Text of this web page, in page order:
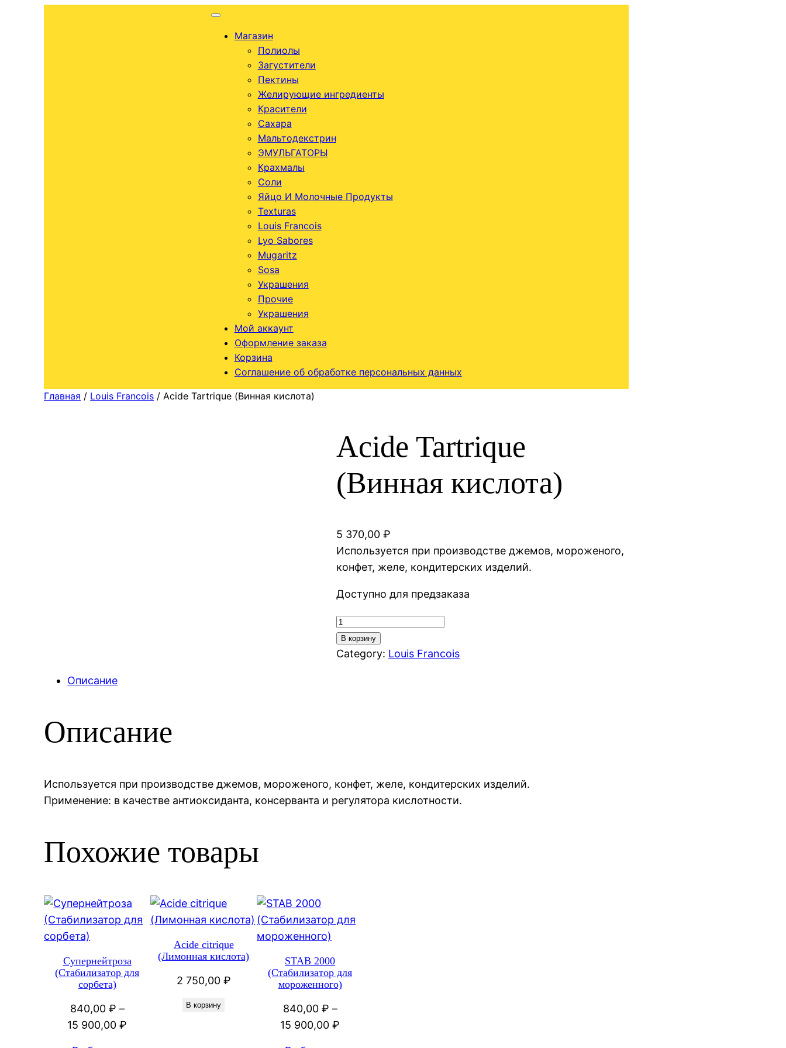
Магазин
Полиолы
Загустители
Пектины
Желирующие ингредиенты
Красители
Сахара
Мальтодекстрин
ЭМУЛЬГАТОРЫ
Крахмалы
Соли
Яйцо И Молочные Продукты
Texturas
Louis Francois
Lyo Sabores
Mugaritz
Sosa
Украшения
Прочие
Украшения
Мой аккаунт
Оформление заказа
Корзина
Соглашение об обработке персональных данных
Главная / Louis Francois / Acide Tartrique (Винная кислота)
Acide Tartrique
(Винная кислота)
5 370,00₽
Используется при производстве джемов, мороженого,
конфет, желе, кондитерских изделий.
Доступно для предзаказа
Количество
товара
Acide
В корзину
Category: Louis Francois
Описание
Описание
Используется при производстве джемов, мороженого, конфет, желе, кондитерских изделий.
Применение: в качестве антиоксиданта, консерванта и регулятора кислотности.
Похожие товары
Супернейтроза
(Стабилизатор для
сорбета)
840,00 ₽ –
15 900,00₽
Acide citrique
(Лимонная кислота)
2 750,00 ₽
В корзину
STAB 2000
(Стабилизатор для
мороженного)
840,00 ₽ –
15 900,00₽